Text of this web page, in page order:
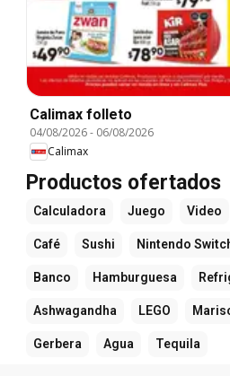
Calimax folleto
04/08/2026- 06/08/2026
Calimax
Productos ofertados
Calculadora Juego Video
Café Sushi Nintendo
Banco Hamburguesa
Ashwagandha LEGO
Gerbera Agua Tequila